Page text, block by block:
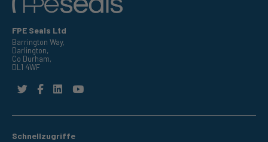
FPE Seals Ltd
Barrington Way,
Darlington,
Co Durham,
DL1 4WF
Schnellzugriffe